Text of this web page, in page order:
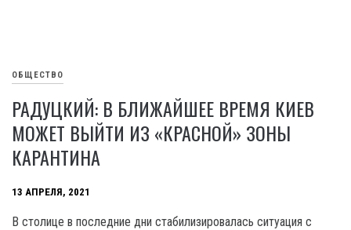
ОБЩЕСТВО
РАДУЦКИЙ: В БЛИЖАЙШЕЕ ВРЕМЯ КИЕВ
МОЖЕТ ВЫЙТИ ИЗ «КРАСНОЙ» ЗОНЫ
КАРАНТИНА
13 АПРЕЛЯ, 2021
В столице в последние дни стабилизировалась ситуация с